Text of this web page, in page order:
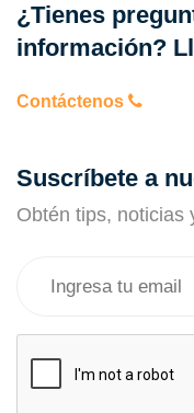
¿Tienes
información?
Contáctenos
Suscríbete a
Obtén tips, noticias